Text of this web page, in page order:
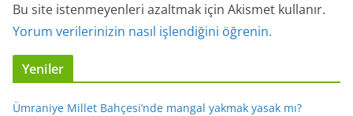
Bu site istenmeyenleri azaltmak için Akismet kullanır.
Yorum verilerinizin nasıl işlendiğini öğrenin.
Yeniler
Ümraniye Millet Bahçesi’nde mangal yakmak yasak mı?